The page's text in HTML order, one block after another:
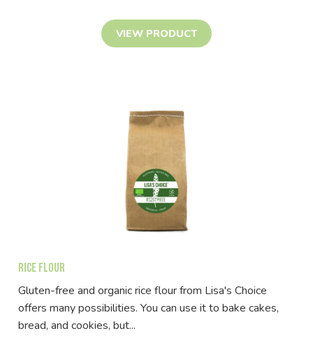
VIEW PRODUCT
Rice flour
Gluten-free and organic rice flour from Lisa's Choice
offers many possibilities. You can use it to bake cakes,
bread, and cookies, but...